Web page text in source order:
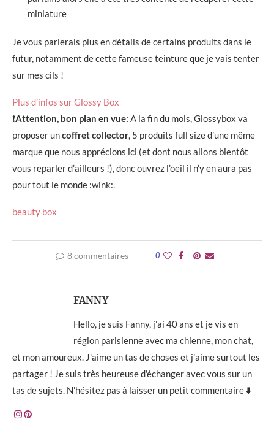
miniature
Je vous parlerais plus en détails de certains produits dans le
futur, notamment de cette fameuse teinture que je vais tenter
sur mes cils !
Plus d’infos sur Glossy Box
❗Attention, bon plan en vue: A la fin du mois, Glossybox va
proposer uncoffret collector, 5 produits full size d’une même
marque que nous apprécions ici (et dont nous allons bientôt
vous reparler d’ailleurs !), donc ouvrez l’oeil il n’y en aura pas
pour tout le monde :wink:.
beauty box
8 commentaires 0
FANNY
Hello, je suis Fanny, j'ai 40 ans et je vis en
région parisienne avec ma chienne, mon chat,
et mon amoureux. J'aime un tas de choses et j'aime surtout les
partager ! Je suis très heureuse d'échanger avec vous sur un
tas de sujets. N'hésitez pas à laisser un petit commentaire ⬇️